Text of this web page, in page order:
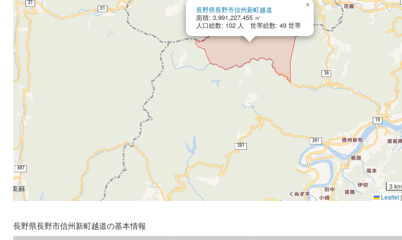
長野県長野市信州新町越道
面積: 3,991,227.455 ㎡
人口総数: 102 人 世帯総数: 49 世帯
×
3 km
Leaflet |
長野県長野市信州新町越道の基本情報